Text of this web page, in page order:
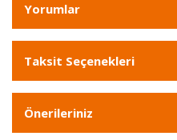
Yorumlar
Taksit Seçenekleri
Önerileriniz